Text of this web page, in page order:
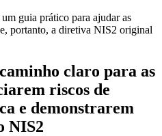
guia prático para ajudar as
portanto, a diretiva NIS2 original
claro para as
riscos de
e demonstrarem
NIS2